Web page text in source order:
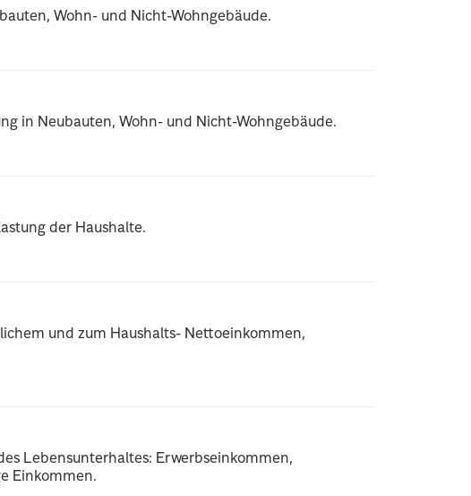
Wohn- und Nicht-Wohngebäude.
in Neubauten, Wohn- und Nicht-Wohngebäude.
der Haushalte.
und zum Haushalts- Nettoeinkommen,
Lebensunterhaltes: Erwerbseinkommen,
Einkommen.